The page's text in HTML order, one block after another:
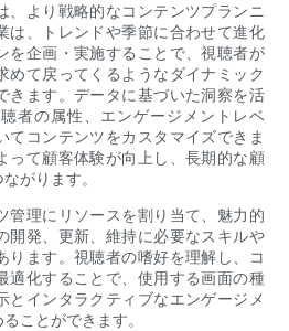
、より戦略的なコンテンツプランニ
は、トレンドや季節に合わせて進化
を企画・実施することで、視聴者が
めて戻ってくるようなダイナミック
きます。データに基づいた洞察を活
者の属性、エンゲージメントレベ
てコンテンツをカスタマイズできま
って顧客体験が向上し、長期的な顧
がります。
管理にリソースを割り当て、魅力的
開発、更新、維持に必要なスキルや
ります。視聴者の嗜好を理解し、コ
適化することで、使用する画面の種
とインタラクティブなエンゲージメ
ことができます。